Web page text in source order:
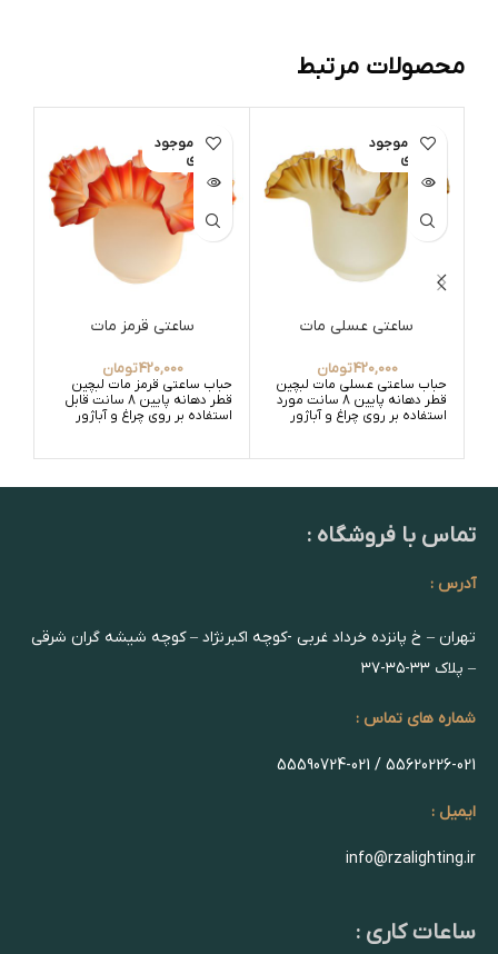
محصولات مرتبط
اتمام موجود
ی
ساعتی عسلی مات
420,000تومان
حباب ساعتی عسلی مات لبچین
قطر دهانه پایین 8 سانت مورد
استفاده بر روی چراغ و آباژور
اتمام موجود
ی
ساعتی قرمز مات
420,000تومان
حباب ساعتی قرمز مات لبچین
قطر دهانه پایین 8 سانت قابل
استفاده بر روی چراغ و آباژور
تماس با فروشگاه :
آدرس :
تهران – خ پانزده خرداد غربی -کوچه اکبرنژاد – کوچه شیشه گران شرقی
– پلاک ۳۳-۳۵-۳۷
شماره های تماس :
55620226-021 / 55590724-021
ایمیل :
info@rzalighting.ir
ساعات کاری :